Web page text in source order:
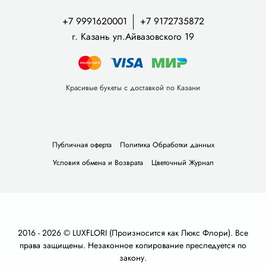
+7 9991620001
+7 9172735872
г. Казань ул.Айвазовского 19
Красивые букеты с доставкой по Казани
Публичная оферта
Политика Обработки данных
Условия обмена и Возврата
Цветочный Журнал
2016 - 2026 © LUXFLORI (Произносится как Люкс Флори). Все
права защищены. Незаконное копирование преследуется по
закону.